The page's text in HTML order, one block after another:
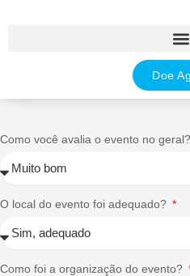
Doe
Como você avalia o evento no geral?
O local do evento foi adequado?
Como foi a organização do evento?